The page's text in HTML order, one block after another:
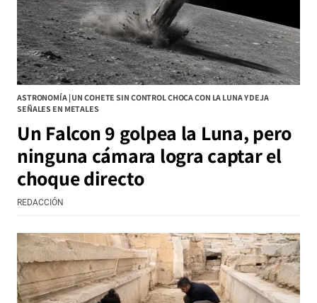
ASTRONOMÍA | UN COHETE SIN CONTROL CHOCA CON LA LUNA Y DEJA
SEÑALES EN METALES
Un Falcon 9 golpea la Luna, pero
ninguna cámara logra captar el
choque directo
REDACCIÓN